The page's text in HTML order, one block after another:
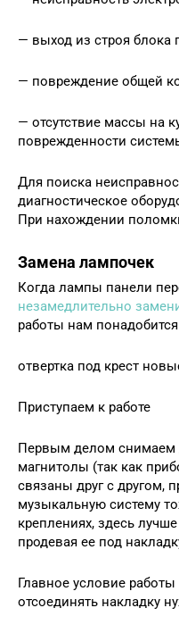
— выход из строя блока
— повреждение общей
— отсутствие массы на
поврежденности
Для поиска
диагностическое
При нахождении
Замена лампочек
Когда лампы панели
незамедлительно
работы нам
отвертка под крест
Приступаем к работе
Первым делом снимаем
магнитолы (так как
связаны друг с другом,
музыкальную систему
креплениях, здесь
продевая ее под
Главное условие
отсоединять накладку